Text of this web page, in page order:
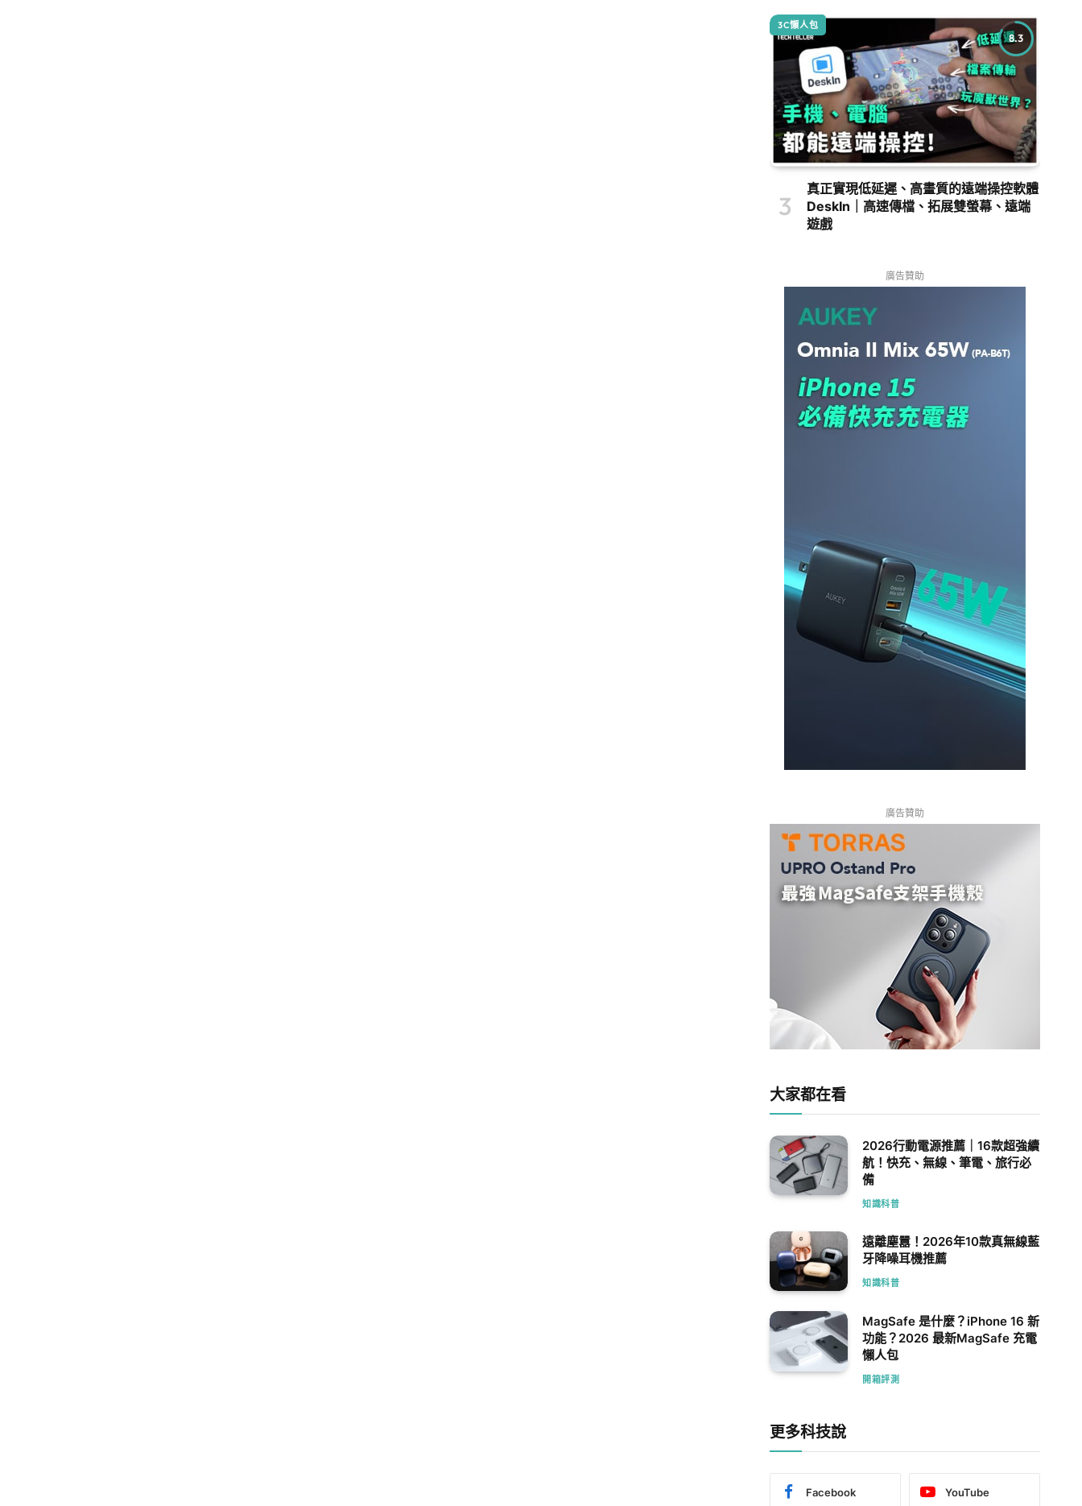
8.3
3C懶人包
真正實現低延遲、高畫質的遠端操控軟體
DeskIn｜高速傳檔、拓展雙螢幕、遠端
遊戲
廣告贊助
廣告贊助
大家都在看
2026行動電源推薦｜16款超強續
航！快充、無線、筆電、旅行必
備
知識科普
遠離塵囂！2026年10款真無線藍
牙降噪耳機推薦
知識科普
MagSafe 是什麼？iPhone 16 新
功能？2026 最新MagSafe 充電
懶人包
開箱評測
更多科技說
Facebook YouTube